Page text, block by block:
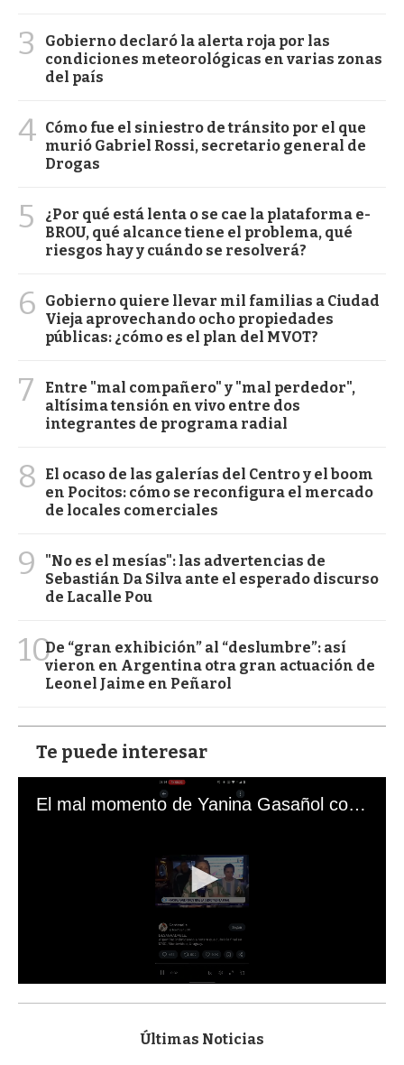
3
Gobierno declaró la alerta roja por las
condiciones meteorológicas en varias zonas
del país
4 Cómo fue el siniestro de tránsito por el que
murió Gabriel Rossi, secretario general de
Drogas
5
¿Por qué está lenta o se cae la plataforma e-
BROU, qué alcance tiene el problema, qué
riesgos hay y cuándo se resolverá?
6
Gobierno quiere llevar mil familias a Ciudad
Vieja aprovechando ocho propiedades
públicas: ¿cómo es el plan del MVOT?
7
Entre "mal compañero" y "mal perdedor",
altísima tensión en vivo entre dos
integrantes de programa radial
8
El ocaso de las galerías del Centro y el boom
en Pocitos: cómo se reconfigura el mercado
de locales comerciales
9
"No es el mesías": las advertencias de
Sebastián Da Silva ante el esperado discurso
de Lacalle Pou
10De “gran exhibición” al “deslumbre”: así
vieron en Argentina otra gran actuación de
Leonel Jaime en Peñarol
Te puede interesar
El mal momento de Yanina Gasañol con un hincha argentino en "Subrayado"
s
Últimas Noticias